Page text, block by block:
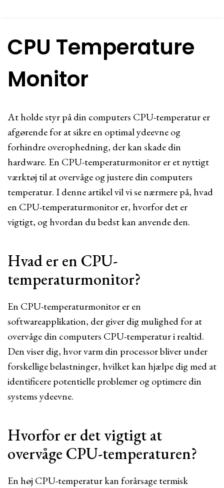
CPU Temperature
Monitor
At holde styr på din computers CPU-temperatur er
afgørende for at sikre en optimal ydeevne og
forhindre overophedning, der kan skade din
hardware. En CPU-temperaturmonitor er et nyttigt
værktøj til at overvåge og justere din computers
temperatur. I denne artikel vil vi se nærmere på, hvad
en CPU-temperaturmonitor er, hvorfor det er
vigtigt, og hvordan du bedst kan anvende den.
Hvad er en CPU-
temperaturmonitor?
En CPU-temperaturmonitor er en
softwareapplikation, der giver dig mulighed for at
overvåge din computers CPU-temperatur i realtid.
Den viser dig, hvor varm din processor bliver under
forskellige belastninger, hvilket kan hjælpe dig med at
identificere potentielle problemer og optimere din
systems ydeevne.
Hvorfor er det vigtigt at
overvåge CPU-temperaturen?
En høj CPU-temperatur kan forårsage termisk